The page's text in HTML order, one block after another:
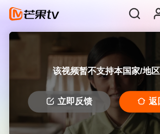
该视频暂不支持本国家/地
立即反馈 返